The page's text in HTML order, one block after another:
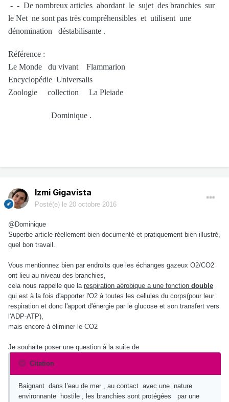
- - De nombreux articles abordant le sujet des branchies sur
le Net ne sont pas très compréhensibles et utilisent une
dénomination déstabilisante .
Référence :
Le Monde du vivant Flammarion
Encyclopédie Universalis
Zoologie collection La Pleiade
Dominique .
Izmi Gigavista
Posté(e) le 20 octobre 2016
@Dominique
Superbe article réellement bien documenté et pratiquement bien illustré,
quel bon travail.
Vous mentionnez bien par endroits que les échanges gazeux O2/CO2
ont lieu au niveau des branchies,
cela nous rappelle que la respiration aérobique a une fonction double
qui est à la fois d'apporter l'O2 à toutes les cellules du corps(pour leur
respiration et donc l'apport d'énergie par le glucose et son transfert vers
l'ADP-ATP),
mais encore à éliminer le CO2
Je souhaite poser une question à la suite de
Citation
Baignant dans l’eau de mer , au contact avec une nature
environnante hostile , les branchies sont protégées par une